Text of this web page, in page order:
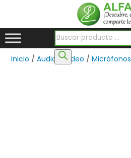
Búsqueda de productos
Inicio /Audio y Video /Micrófonos